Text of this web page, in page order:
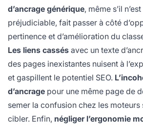
d’ancrage générique, même s’il
préjudiciable, fait passer à côté
pertinence et d’amélioration du
Les liens cassés avec un texte
des pages inexistantes nuisent à
et gaspillent le potentiel SEO.
d’ancrage pour une même page de
semer la confusion chez les moteurs
cibler. Enfin, négliger l’ergonomie